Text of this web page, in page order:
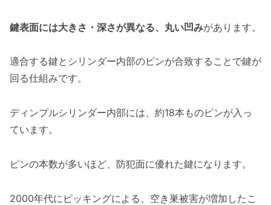
鍵表面には大きさ・深さが異なる、丸い凹みがあります。
適合する鍵とシリンダー内部のピンが合致することで鍵が
回る仕組みです。
ディンプルシリンダー内部には、約18本ものピンが入っ
ています。
ピンの本数が多いほど、防犯面に優れた鍵になります。
2000年代にピッキングによる、空き巣被害が増加したこ